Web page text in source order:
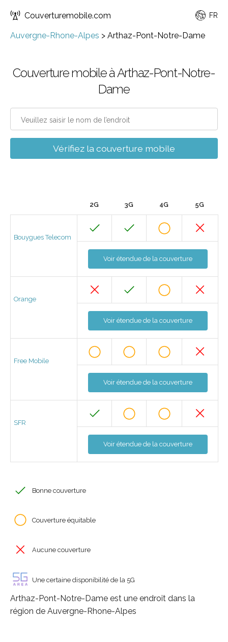
Couverturemobile.com FR
Auvergne-Rhone-Alpes > Arthaz-Pont-Notre-Dame
Couverture mobile à Arthaz-Pont-Notre-
Dame
Vérifiez la couverture mobile
2G 3G 4G 5G
Bouygues Telecom
Voir étendue de la couverture
Orange
Voir étendue de la couverture
Free Mobile
Voir étendue de la couverture
SFR
Voir étendue de la couverture
Bonne couverture
Couverture équitable
Aucune couverture
Une certaine disponibilité de la 5G
Arthaz-Pont-Notre-Dame est une endroit dans la
région de Auvergne-Rhone-Alpes